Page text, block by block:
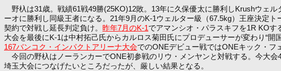
野杁は31歳。戦績61戦49勝(25KO)12敗。13年に久保優太に勝利しKrushウェ
ーオに勝利し同級王者になる。21年9月のK-1ウェルター級（67.5kg）王座決定
契約で対戦し延長判定負け。 昨年7月のK-1でアマンシオ・パラスキフを1R KO
大会を最後にK-1は中村拓己氏からカルロス菊田氏にプロデューサーが変わり“
167バンコク・インパクトアリーナ大会でのONEデビュー戦ではONEキック・フ
今回の野杁はノーランカーでONE初参戦のリウ・メンヤンと対戦する。今大会
埼玉大会につなげたいところだったが、厳しい結果となる。